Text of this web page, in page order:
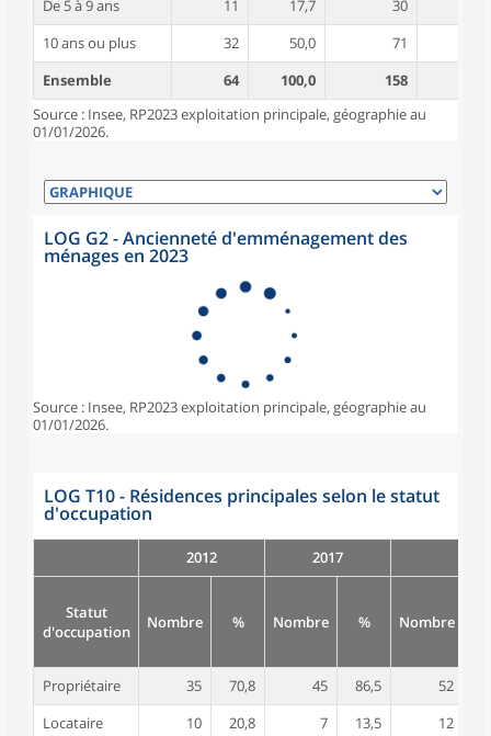
De 5 à 9 ans
11 17,7 30
10 ans ou plus
32 50,0 71
Ensemble
64 100,0 158
Source : Insee, RP2023 exploitation principale, géographie au
01/01/2026.
LOG G2 - Ancienneté d'emménagement des
ménages en 2023
Source : Insee, RP2023 exploitation principale, géographie au
01/01/2026.
LOG T10 - Résidences principales selon le statut
d'occupation
2012 2017
Statut
d'occupation
Nombre % Nombre % Nombre
Propriétaire 35 70,8 45 86,5 52
Locataire
10 20,8 7 13,5 12